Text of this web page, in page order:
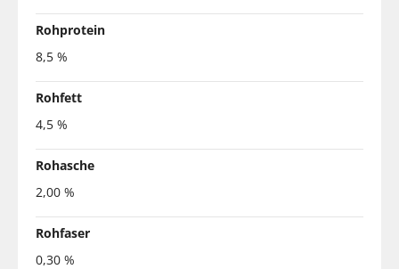
Rohprotein
8,5 %
Rohfett
4,5 %
Rohasche
2,00 %
Rohfaser
0,30 %